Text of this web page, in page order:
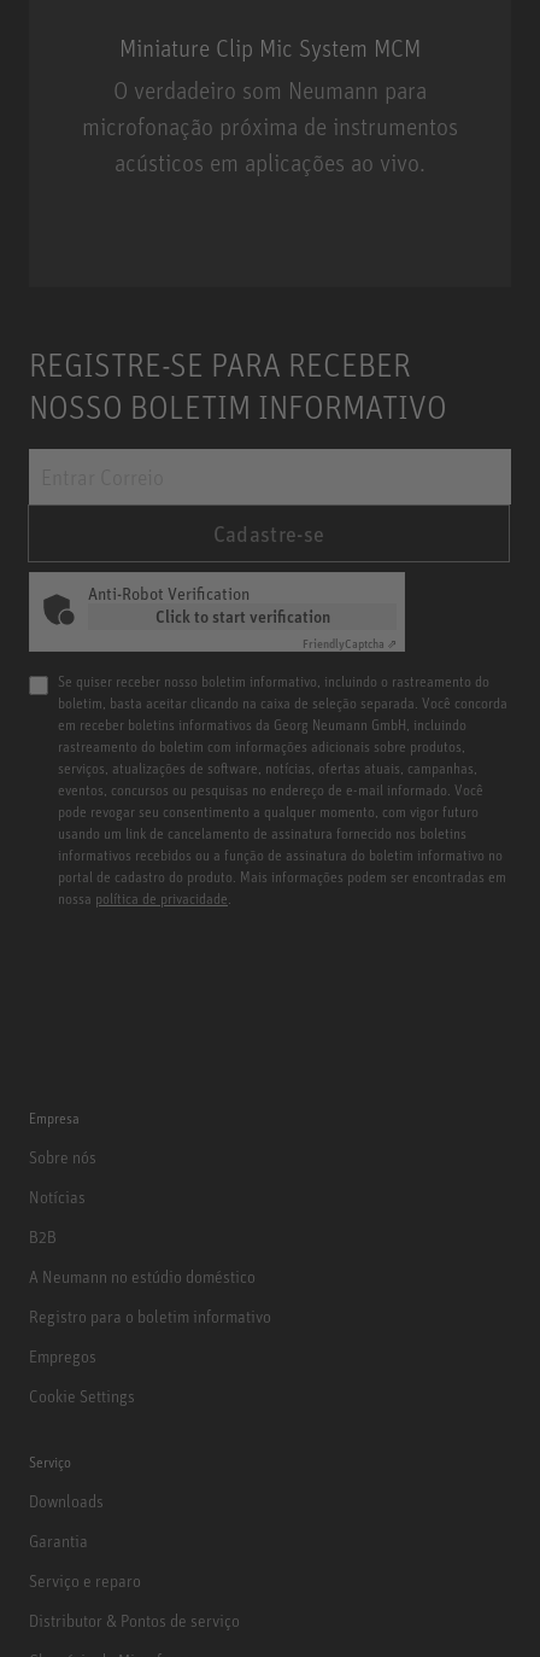
Miniature Clip Mic System MCM
O verdadeiro som Neumann para
microfonação próxima de instrumentos
acústicos em aplicações ao vivo.
REGISTRE-SE PARA RECEBER
NOSSO BOLETIM INFORMATIVO
Cadastre-se
Anti-Robot Verification
Click to start verification
FriendlyCaptcha ⇗
Se quiser receber nosso boletim informativo, incluindo o rastreamento do
boletim, basta aceitar clicando na caixa de seleção separada. Você concorda
em receber boletins informativos da Georg Neumann GmbH, incluindo
rastreamento do boletim com informações adicionais sobre produtos,
serviços, atualizações de software, notícias, ofertas atuais, campanhas,
eventos, concursos ou pesquisas no endereço de e-mail informado. Você
pode revogar seu consentimento a qualquer momento, com vigor futuro
usando um link de cancelamento de assinatura fornecido nos boletins
informativos recebidos ou a função de assinatura do boletim informativo no
portal de cadastro do produto. Mais informações podem ser encontradas em
nossa política de privacidade.
Empresa
Sobre nós
Notícias
B2B
A Neumann no estúdio doméstico
Registro para o boletim informativo
Empregos
Cookie Settings
Serviço
Downloads
Garantia
Serviço e reparo
Distributor & Pontos de serviço